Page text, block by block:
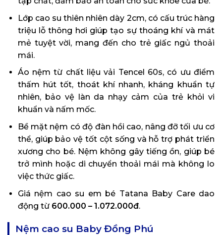
Lớp cao su thiên nhiên dày 2cm, có cấu trúc hàng
triệu lỗ thông hơi giúp tạo sự thoáng khí và mát
mẻ tuyệt vời, mang đến cho trẻ giấc ngủ thoải
mái.
Áo nệm từ chất liệu vải Tencel 60s, có ưu điểm
thấm hút tốt, thoát khí nhanh, kháng khuẩn tự
nhiên, bảo vệ làn da nhạy cảm của trẻ khỏi vi
khuẩn và nấm mốc.
Bề mặt nệm có độ đàn hồi cao, nâng đỡ tối ưu cơ
thể, giúp bảo vệ tốt cột sống và hỗ trợ phát triển
xương cho bé. Nệm không gây tiếng ồn, giúp bé
trở mình hoặc di chuyển thoải mái mà không lo
việc thức giấc.
Giá nệm cao su em bé Tatana Baby Care dao
động từ 600.000 – 1.072.000đ.
Nệm cao su Baby Đồng Phú